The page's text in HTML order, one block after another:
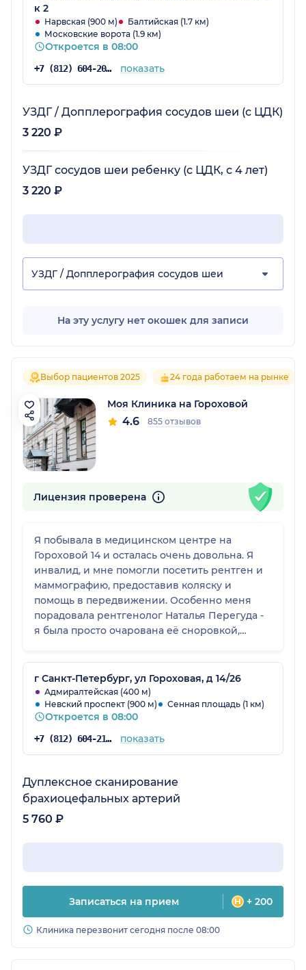
к 2
Нарвская (900 м)
Балтийская (1.7 км)
Московские ворота (1.9 км)
Откроется в 08:00
+7 (812) 604-20-38 показать
УЗДГ / Допплерография сосудов шеи (с ЦДК)
3 220 ₽
УЗДГ сосудов шеи ребенку (с ЦДК, с 4 лет)
3 220 ₽
УЗДГ / Допплерография сосудов шеи
На эту услугу нет окошек для записи
Выбор пациентов 2025 24 года работаем на рынке
Моя Клиника на Гороховой
4.6 855 отзывов
Лицензия проверена
Я побывала в медицинском центре на
Гороховой 14 и осталась очень довольна. Я
инвалид, и мне помогли посетить рентген и
маммографию, предоставив коляску и
помощь в передвижении. Особенно меня
порадовала рентгенолог Наталья Перегуда -
я была просто очарована её сноровкой,
Один крошечный минус - обещали выслать
заключение врача на почту и не высылали,
пока я не напомнила.
г Санкт-Петербург, ул Гороховая, д 14/26
Адмиралтейская (400 м)
Невский проспект (900 м)
Сенная площадь (1 км)
Откроется в 08:00
+7 (812) 604-21-39 показать
Дуплексное сканирование
брахиоцефальных артерий
5 760 ₽
Записаться на прием + 200
Клиника перезвонит сегодня после 08:00